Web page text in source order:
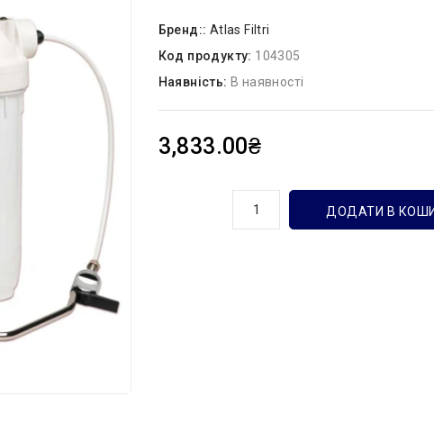
Бренд:: Atlas Filtri
Код продукту: 104305
Наявність: В наявності
3,833.00₴
ДОДАТИ В